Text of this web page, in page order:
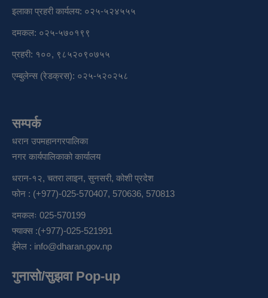
इलाका प्रहरी कार्यलय: ०२५-५२४५५५
दमकल: ०२५-५७०१९९
प्रहरी: १००, ९८५२०९०७५५
एम्बुलेन्स (रेडक्रस): ०२५-५२०२५८
सम्पर्क
धरान उपमहानगरपालिका
नगर कार्यपालिकाको कार्यालय
धरान-१२, चतरा लाइन, सुनसरी, कोशी प्रदेश
फोन : (+977)-025-570407, 570636, 570813
दमकलः 025-570199
फ्याक्स :(+977)-025-521991
ईमेल : info@dharan.gov.np
गुनासो/सुझवा Pop-up